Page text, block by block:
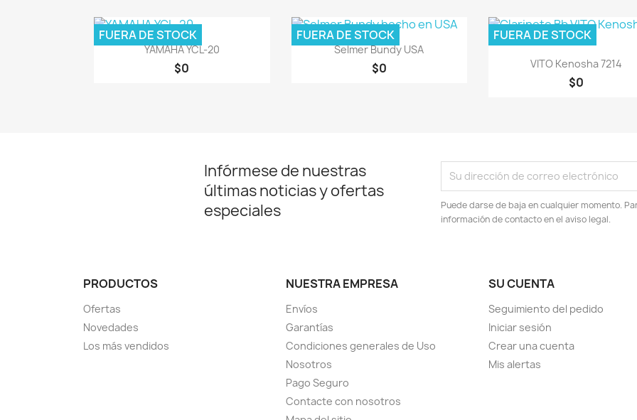
Vista rápida
YAMAHA YCL-20
$0
FUERA DE STOCK
Vista rápida
Selmer Bundy USA
$0
FUERA DE STOCK
Vista rápida
VITO Kenosha 7214
$0
FUERA DE STOCK
Infórmese de nuestras
últimas noticias y ofertas
especiales
Puede darse de baja en cualquier momento.
información de contacto en el aviso legal.
PRODUCTOS
Ofertas
Novedades
Los más vendidos
NUESTRA EMPRESA
Envíos
Garantías
Condiciones generales de Uso
Nosotros
Pago Seguro
Contacte con nosotros
SU CUENTA
Seguimiento del pedido
Iniciar sesión
Crear una cuenta
Mis alertas